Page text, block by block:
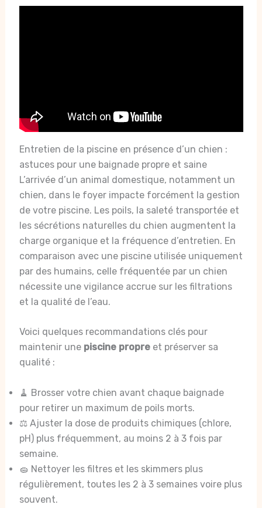
Entretien de la piscine en présence d’un chien :
astuces pour une baignade propre et saine
L’arrivée d’un animal domestique, notamment un
chien, dans le foyer impacte forcément la gestion
de votre piscine. Les poils, la saleté transportée et
les sécrétions naturelles du chien augmentent la
charge organique et la fréquence d’entretien. En
comparaison avec une piscine utilisée uniquement
par des humains, celle fréquentée par un chien
nécessite une vigilance accrue sur les filtrations
et la qualité de l’eau.
Voici quelques recommandations clés pour
maintenir une piscine propreet préserver sa
qualité :
🧹 Brosser votre chien avant chaque baignade
pour retirer un maximum de poils morts.
⚖️ Ajuster la dose de produits chimiques (chlore,
pH) plus fréquemment, au moins 2 à 3 fois par
semaine.
🧽 Nettoyer les filtres et les skimmers plus
régulièrement, toutes les 2 à 3 semaines voire plus
souvent.